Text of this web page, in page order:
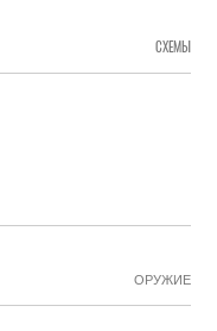
СХЕМЫ
ОРУЖИЕ